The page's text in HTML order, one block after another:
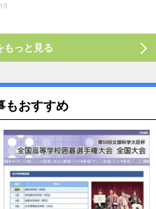
もっと見る
もおすすめ